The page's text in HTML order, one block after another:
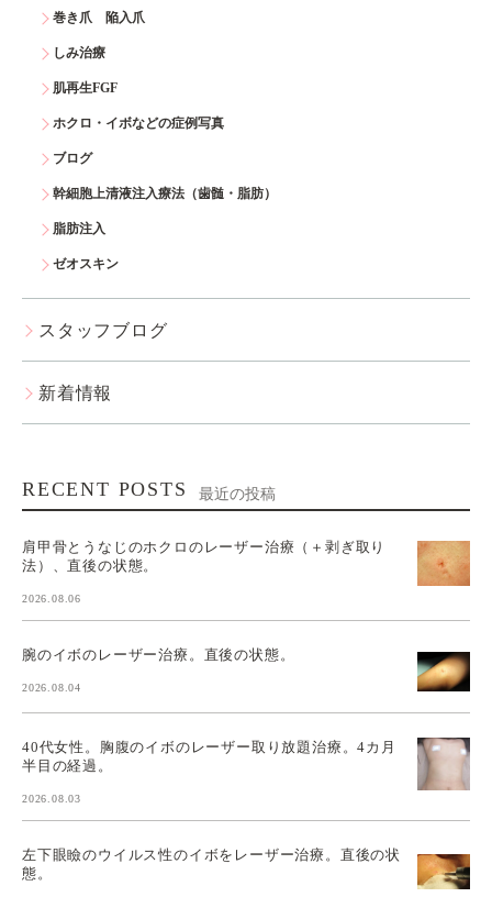
巻き爪 陥入爪
しみ治療
肌再生FGF
ホクロ・イボなどの症例写真
ブログ
幹細胞上清液注入療法（歯髄・脂肪）
脂肪注入
ゼオスキン
スタッフブログ
新着情報
RECENT POSTS 最近の投稿
肩甲骨とうなじのホクロのレーザー治療（＋剥ぎ取り
法）、直後の状態。
2026.08.06
腕のイボのレーザー治療。直後の状態。
2026.08.04
40代女性。胸腹のイボのレーザー取り放題治療。4カ月
半目の経過。
2026.08.03
左下眼瞼のウイルス性のイボをレーザー治療。直後の状
態。